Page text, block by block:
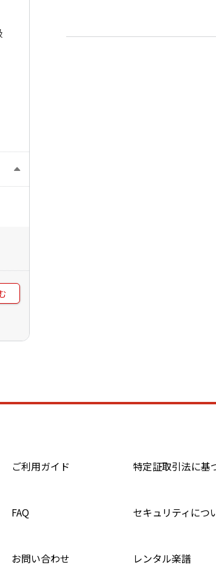
ご利用ガイド 特定証取引法に基
FAQ セキュリティにつ
お問い合わせ レンタル楽譜